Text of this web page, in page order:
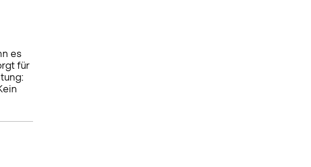
es
für